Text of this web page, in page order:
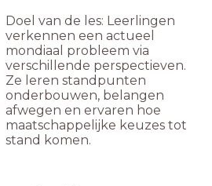
Doel van de les: Leerlingen
verkennen een actueel
mondiaal probleem via
verschillende perspectieven.
Ze leren standpunten
onderbouwen, belangen
afwegen en ervaren hoe
maatschappelijke keuzes tot
stand komen.